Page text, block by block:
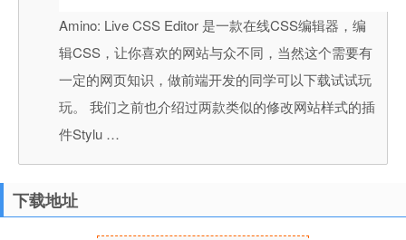
Amino: Live CSS Editor 是一款在线CSS编辑器，编
辑CSS，让你喜欢的网站与众不同，当然这个需要有
一定的网页知识，做前端开发的同学可以下载试试玩
玩。 我们之前也介绍过两款类似的修改网站样式的插
件Stylu …
下载地址